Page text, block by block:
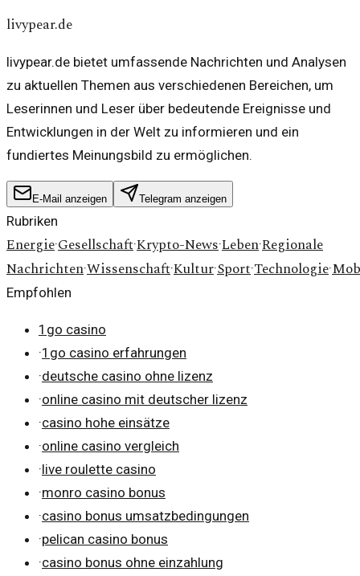
livypear.de
livypear.de bietet umfassende Nachrichten und Analysen
zu aktuellen Themen aus verschiedenen Bereichen, um
Leserinnen und Leser über bedeutende Ereignisse und
Entwicklungen in der Welt zu informieren und ein
fundiertes Meinungsbild zu ermöglichen.
E-Mail anzeigen Telegram anzeigen
Rubriken
Energie·Gesellschaft·Krypto-News·Leben·Regionale
Nachrichten·Wissenschaft·Kultur·Sport·Technologie·
Empfohlen
1go casino
·1go casino erfahrungen
·deutsche casino ohne lizenz
·online casino mit deutscher lizenz
·casino hohe einsätze
·online casino vergleich
·live roulette casino
·monro casino bonus
·casino bonus umsatzbedingungen
·pelican casino bonus
·casino bonus ohne einzahlung